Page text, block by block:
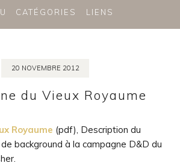
CATÉGORIES LIENS
20 NOVEMBRE 2012
du Vieux Royaume
Royaume (pdf), Description du
background à la campagne D&D du